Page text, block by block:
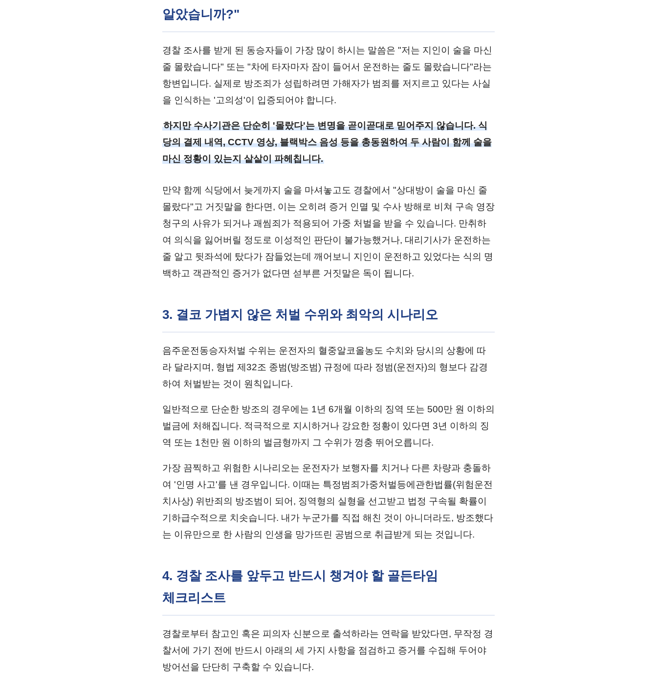
알았습니까?"
경찰 조사를 받게 된 동승자들이 가장 많이 하시는 말씀은 "저는 지인이 술을 마신
줄 몰랐습니다" 또는 "차에 타자마자 잠이 들어서 운전하는 줄도 몰랐습니다"라는
항변입니다. 실제로 방조죄가 성립하려면 가해자가 범죄를 저지르고 있다는 사실
을 인식하는 '고의성'이 입증되어야 합니다.
하지만 수사기관은 단순히 '몰랐다'는 변명을 곧이곧대로 믿어주지 않습니다. 식
당의 결제 내역, CCTV 영상, 블랙박스 음성 등을 총동원하여 두 사람이 함께 술을
마신 정황이 있는지 샅샅이 파헤칩니다.
만약 함께 식당에서 늦게까지 술을 마셔놓고도 경찰에서 "상대방이 술을 마신 줄
몰랐다"고 거짓말을 한다면, 이는 오히려 증거 인멸 및 수사 방해로 비쳐 구속 영장
청구의 사유가 되거나 괘씸죄가 적용되어 가중 처벌을 받을 수 있습니다. 만취하
여 의식을 잃어버릴 정도로 이성적인 판단이 불가능했거나, 대리기사가 운전하는
줄 알고 뒷좌석에 탔다가 잠들었는데 깨어보니 지인이 운전하고 있었다는 식의 명
백하고 객관적인 증거가 없다면 섣부른 거짓말은 독이 됩니다.
3. 결코 가볍지 않은 처벌 수위와 최악의 시나리오
음주운전동승자처벌 수위는 운전자의 혈중알코올농도 수치와 당시의 상황에 따
라 달라지며, 형법 제32조 종범(방조범) 규정에 따라 정범(운전자)의 형보다 감경
하여 처벌받는 것이 원칙입니다.
일반적으로 단순한 방조의 경우에는 1년 6개월 이하의 징역 또는 500만 원 이하의
벌금에 처해집니다. 적극적으로 지시하거나 강요한 정황이 있다면 3년 이하의 징
역 또는 1천만 원 이하의 벌금형까지 그 수위가 껑충 뛰어오릅니다.
가장 끔찍하고 위험한 시나리오는 운전자가 보행자를 치거나 다른 차량과 충돌하
여 '인명 사고'를 낸 경우입니다. 이때는 특정범죄가중처벌등에관한법률(위험운전
치사상) 위반죄의 방조범이 되어, 징역형의 실형을 선고받고 법정 구속될 확률이
기하급수적으로 치솟습니다. 내가 누군가를 직접 해친 것이 아니더라도, 방조했다
는 이유만으로 한 사람의 인생을 망가뜨린 공범으로 취급받게 되는 것입니다.
4. 경찰 조사를 앞두고 반드시 챙겨야 할 골든타임
체크리스트
경찰로부터 참고인 혹은 피의자 신분으로 출석하라는 연락을 받았다면, 무작정 경
찰서에 가기 전에 반드시 아래의 세 가지 사항을 점검하고 증거를 수집해 두어야
방어선을 단단히 구축할 수 있습니다.